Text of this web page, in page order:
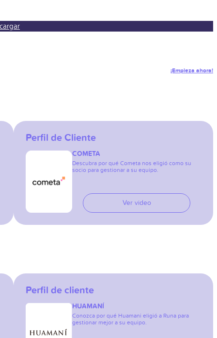
¡Empieza ahora!
Perfil de Cliente
COMETA
Descubra por qué Cometa nos eligió como su
socio para gestionar a su equipo.
Ver video
Perfil de cliente
HUAMANÍ
Conozca por qué Huamani eligió a Runa para
gestionar mejor a su equipo.